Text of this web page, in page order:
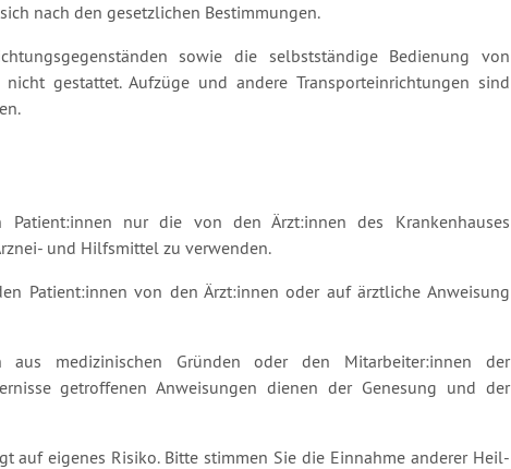
nach den gesetzlichen Bestimmungen.
sowie die selbstständige Bedienung von
gestattet. Aufzüge und andere Transporteinrichtungen sind
nur die von den Ärzt:innen des Krankenhauses
und Hilfsmittel zu verwenden.
Patient:innen von den Ärzt:innen oder auf ärztliche Anweisung
medizinischen Gründen oder den Mitarbeiter:innen der
getroffenen Anweisungen dienen der Genesung und der
auf eigenes Risiko. Bitte stimmen Sie die Einnahme anderer Heil-